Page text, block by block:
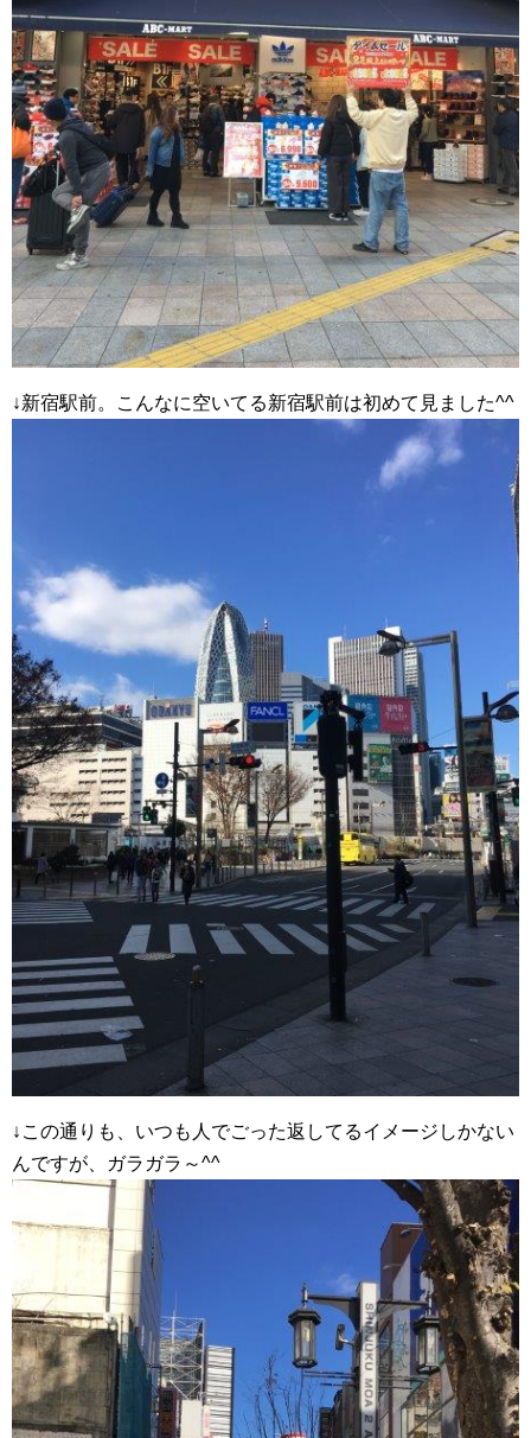
↓新宿駅前。こんなに空いてる新宿駅前は初めて見ました^^
↓この通りも、いつも人でごった返してるイメージしかない
んですが、ガラガラ～^^